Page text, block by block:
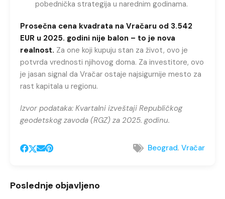
pobednička strategija u narednim godinama.
Prosečna cena kvadrata na Vračaru od 3.542
EUR u 2025. godini nije balon – to je nova
realnost. Za one koji kupuju stan za život, ovo je
potvrda vrednosti njihovog doma. Za investitore, ovo
je jasan signal da Vračar ostaje najsigurnije mesto za
rast kapitala u regionu.
Izvor podataka: Kvartalni izveštaji Republičkog
geodetskog zavoda (RGZ) za 2025. godinu.
Beograd, Vračar
Poslednje objavljeno